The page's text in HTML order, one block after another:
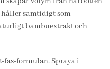
håller samtidigt som
bambuextrakt och
fas-formulan. Spraya i